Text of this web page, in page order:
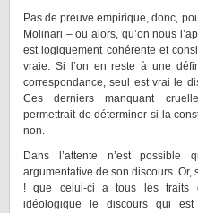
Pas de preuve empirique, donc,
Molinari – ou alors, qu’on nous
est logiquement cohérente et
vraie. Si l’on en reste à une
correspondance, seul est vrai le
Ces derniers manquant
permettrait de déterminer si la
non.
Dans l’attente n’est
argumentative de son discours. Or,
! que celui-ci a tous les traits
idéologique le discours qui